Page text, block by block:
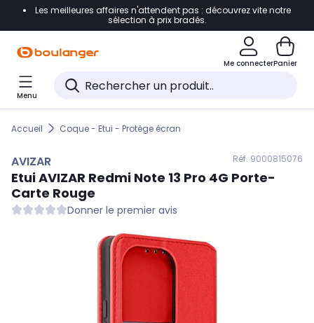
Accéder directement à la navigation
Accéder directement au pied de page
Accéder directement au chatbot
Les meilleures affaires n'attendent pas : découvrez vite notre
sélection à prix bradés.
Me connecterPanier
Menu
Accueil Coque - Etui - Protège écran
AVIZAR Réf. 9000815076
EtuiAVIZAR Redmi Note 13 Pro 4G Porte-
Carte Rouge
Donner le premier avis